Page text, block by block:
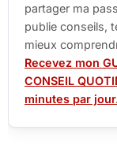
partager ma
publie conseils,
mieux
Recevez mon
CONSEIL
minutes par